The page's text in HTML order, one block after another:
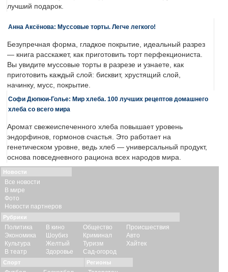
лучший подарок.
Анна Аксёнова: Муссовые торты. Легче легкого!
Безупречная форма, гладкое покрытие, идеальный разрез
— книга расскажет, как приготовить торт перфекциониста.
Вы увидите муссовые торты в разрезе и узнаете, как
приготовить каждый слой: бисквит, хрустящий слой,
начинку, мусс, покрытие.
Софи Дюпюи-Голье: Мир хлеба. 100 лучших рецептов домашнего
хлеба со всего мира
Аромат свежеиспеченного хлеба повышает уровень
эндорфинов, гормонов счастья. Это работает на
генетическом уровне, ведь хлеб — универсальный продукт,
основа повседневного рациона всех народов мира.
Новости
Все новости
В мире
Фото
Новости партнеров
Рубрики
Политика
Экономика
Культура
В театр
В кино
Шоубиз
Желтый
Здоровье
Общество
Криминал
Туризм
Сад-огород
Происшествия
Авто
Хайтек
Спорт Регионы